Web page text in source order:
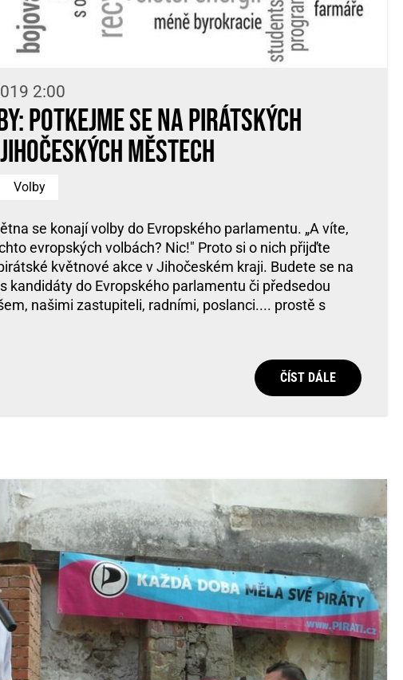
2:00
Potkejme se na pirátských
městech
Volby
se konají volby do Evropského parlamentu. „A víte,
evropských volbách? Nic!" Proto si o nich přijďte
květnové akce v Jihočeském kraji. Budete se na
kandidáty do Evropského parlamentu či předsedou
našimi zastupiteli, radními, poslanci.... prostě s
ČÍST DÁLE